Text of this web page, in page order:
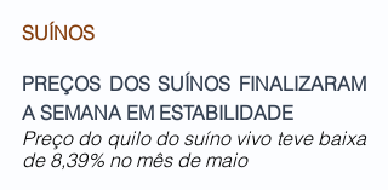
SUÍNOS
PREÇOS DOS SUÍNOS FINALIZARAM
A SEMANA EM ESTABILIDADE
Preço do quilo do suíno vivo teve baixa
de 8,39% no mês de maio